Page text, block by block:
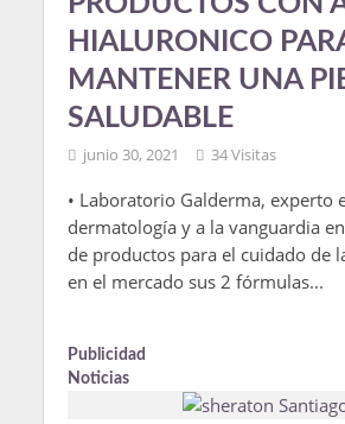
HIALURONICO
MANTENER UNA
SALUDABLE
junio 30, 2021 34 Visitas
• Laboratorio Galderma, experto
dermatología y a la vanguardia
de productos para el cuidado de
en el mercado sus 2 fórmulas...
Publicidad
Noticias